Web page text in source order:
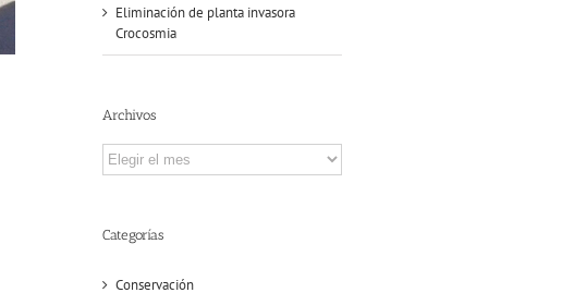
Eliminación de planta invasora
Crocosmia
Archivos
Archivos
Categorías
Conservación